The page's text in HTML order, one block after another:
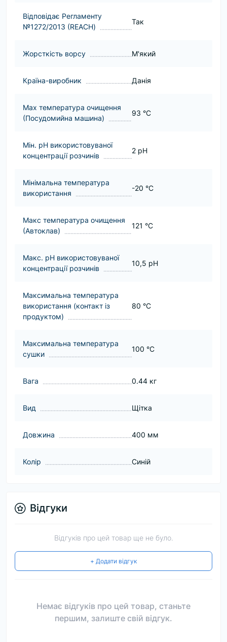
Відповідає Регламенту
№1272/2013 (REACH)
Так
Жорсткість ворсу М'який
Країна-виробник Данія
Мax температура очищення
(Посудомийна машина)
93 °C
Мін. pH використовуваної
концентрації розчинів
2 pH
Мінімальна температура
використання
-20 °C
Макс температура очищення
(Автоклав)
121 °C
Макс. pH використовуваної
концентрації розчинів
10,5 pH
Максимальна температура
використання (контакт із
продуктом)
80 °C
Максимальна температура
сушки
100 °C
Вага 0.44 кг
Вид Щітка
Довжина 400 мм
Колір Синій
Відгуки
Відгуків про цей товар ще не було.
+ Додати відгук
Немає відгуків про цей товар, станьте
першим, залиште свій відгук.